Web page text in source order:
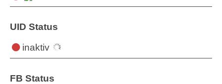
UID Status
inaktiv
FB Status